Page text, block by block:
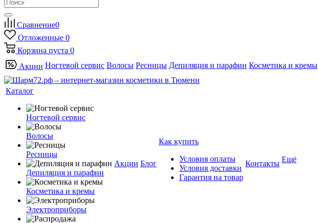
Сравнение0
Отложенные 0
Корзина пуста 0
Акции Ногтевой сервис Волосы Ресницы Депиляция и парафин Косметика и кремы
Каталог
Ногтевой сервис
Волосы
Ресницы
Депиляция и парафин
Косметика и кремы
Электроприборы
Акции Блог
Как купить
Условия оплаты
Условия доставки
Гарантия на товар
Контакты Ещё